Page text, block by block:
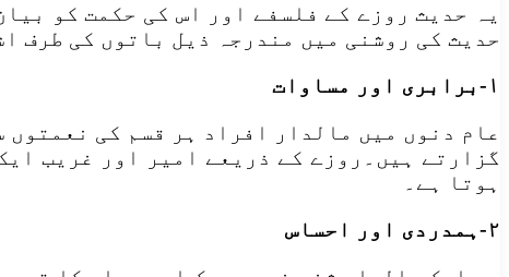
یہ حدیث روزے کے فلسفے اور اس کی حکمت کو
حدیث کی روشنی میں مندرجہ ذیل باتوں کی طرف
۱-برابری اور مساوات
عام دنوں میں مالدار افراد ہر قسم کی
گزارتے ہیں۔روزے کے ذریعے امیر اور غریب
ہوتا ہے۔
۲-ہمدردی اور احساس